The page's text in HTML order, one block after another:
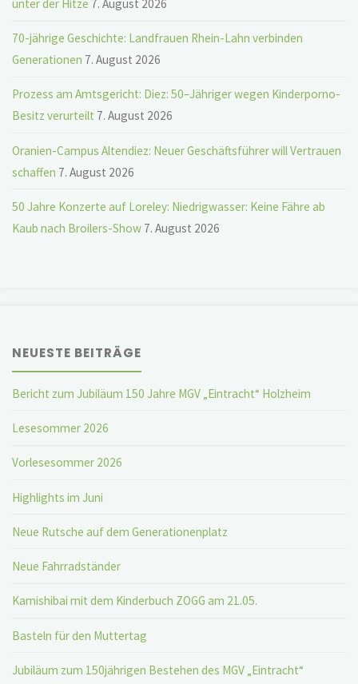
unter der Hitze 7. August 2026
70-jährige Geschichte: Landfrauen Rhein-Lahn verbinden
Generationen 7. August 2026
Prozess am Amtsgericht: Diez: 50–Jähriger wegen Kinderporno-
Besitz verurteilt 7. August 2026
Oranien-Campus Altendiez: Neuer Geschäftsführer will Vertrauen
schaffen 7. August 2026
50 Jahre Konzerte auf Loreley: Niedrigwasser: Keine Fähre ab
Kaub nach Broilers-Show 7. August 2026
NEUESTE BEITRÄGE
Bericht zum Jubiläum 150 Jahre MGV „Eintracht“ Holzheim
Lesesommer 2026
Vorlesesommer 2026
Highlights im Juni
Neue Rutsche auf dem Generationenplatz
Neue Fahrradständer
Kamishibai mit dem Kinderbuch ZOGG am 21.05.
Basteln für den Muttertag
Jubiläum zum 150jährigen Bestehen des MGV „Eintracht“